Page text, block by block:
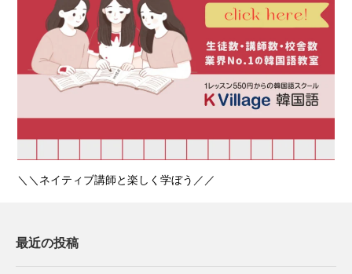
＼＼ネイティブ講師と楽しく学ぼう／／
最近の投稿